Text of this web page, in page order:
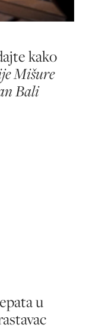
kako
Mišure
Bali
u